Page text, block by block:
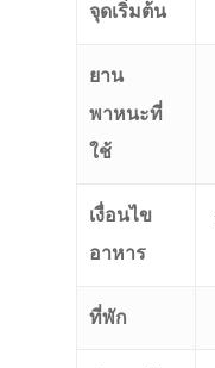
จุดเริ่มต้น
ยาน
พาหนะที่
ใช้
เงื่อนไข
อาหาร
ที่พัก